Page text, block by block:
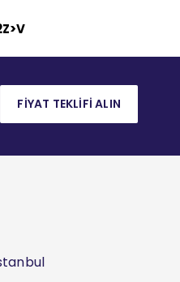
FİYAT TEKLİFİ ALIN